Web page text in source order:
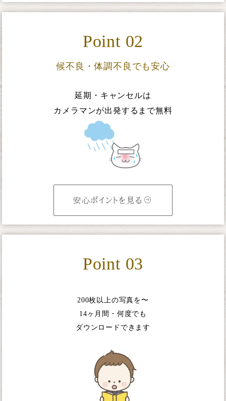
Point 02
候不良・体調不良でも安心
延期・キャンセルは
カメラマンが出発するまで無料
安心ポイントを見る
Point 03
200枚以上の写真を〜
14ヶ月間・何度でも
ダウンロードできます